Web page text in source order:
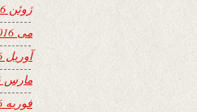
ژوئن 2016
می 2016
آوریل 2016
مارس 2016
فوریه 2016